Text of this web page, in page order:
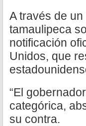
A través de
tamaulipeca
notificación
Unidos, que
“El
categórica,
su contra.